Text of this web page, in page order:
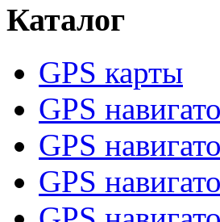
Каталог
GPS карты
GPS
GPS
GPS